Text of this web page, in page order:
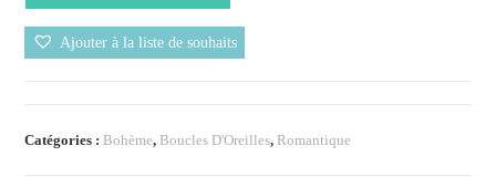
Ajouter à la liste de souhaits
Catégories : Bohème, Boucles D'Oreilles, Romantique